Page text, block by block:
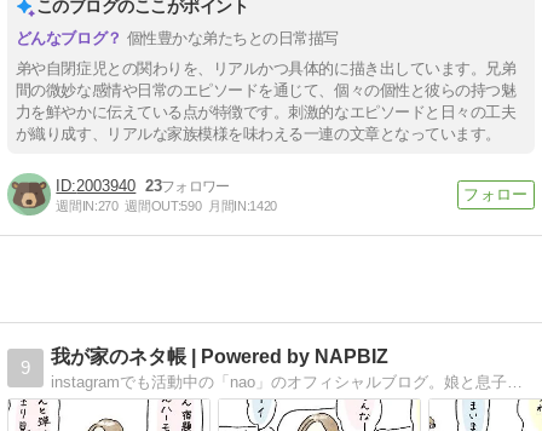
このブログのここがポイント
個性豊かな弟たちとの日常描写
弟や自閉症児との関わりを、リアルかつ具体的に描き出しています。兄弟
間の微妙な感情や日常のエピソードを通じて、個々の個性と彼らの持つ魅
力を鮮やかに伝えている点が特徴です。刺激的なエピソードと日々の工夫
が織り成す、リアルな家族模様を味わえる一連の文章となっています。
2003940 23
週間IN:270 週間OUT:590 月間IN:1420
9
我が家のネタ帳 | Powered by NAPBIZ
instagramでも活動中の「nao」のオフィシャルブログ。娘と息子の成長記録。 子供が大きくなった時に見せるネタ帳です。